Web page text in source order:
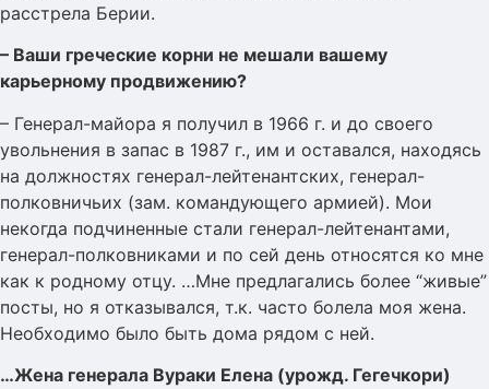
расстрела Берии.
– Ваши греческие корни не мешали вашему
карьерному продвижению?
– Генерал-майора я получил в 1966 г. и до своего
увольнения в запас в 1987 г., им и оставался, находясь
на должностях генерал-лейтенантских, генерал-
полковничьих (зам. командующего армией). Мои
некогда подчиненные стали генерал-лейтенантами,
генерал-полковниками и по сей день относятся ко мне
как к родному отцу. …Мне предлагались более “живые”
посты, но я отказывался, т.к. часто болела моя жена.
Необходимо было быть дома рядом с ней.
…Жена генерала Вураки Елена (урожд. Гегечкори)